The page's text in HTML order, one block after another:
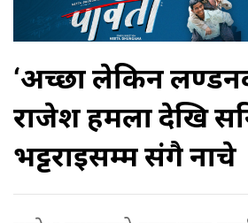
‘अच्छा लेकिन
राजेश हमला देखि
भट्टराईसम्म संगै नाचे